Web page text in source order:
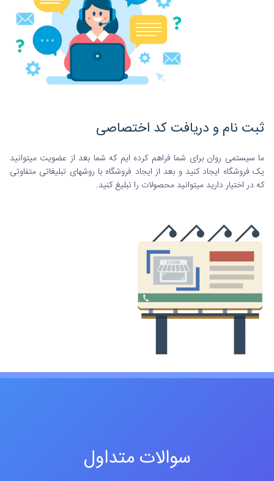
ثبت نام و دریافت کد اختصاصی
ما سیستمی روان برای شما فراهم کرده ایم که شما بعد از عضویت میتوانید
یک فروشگاه ایجاد کنید و بعد از ایجاد فروشگاه با روشهای تبلیغاتی متفاوتی
که در اختیار دارید میتوانید محصولات را تبلیغ کنید.
سوالات متداول